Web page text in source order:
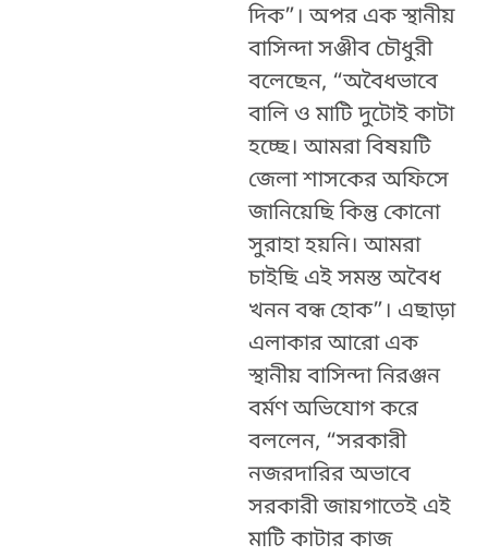
দিক”। অপর এক স্থানীয়
বাসিন্দা সঞ্জীব চৌধুরী
বলেছেন, “অবৈধভাবে
বালি ও মাটি দুটোই কাটা
হচ্ছে। আমরা বিষয়টি
জেলা শাসকের অফিসে
জানিয়েছি কিন্তু কোনো
সুরাহা হয়নি। আমরা
চাইছি এই সমস্ত অবৈধ
খনন বন্ধ হোক”। এছাড়া
এলাকার আরো এক
স্থানীয় বাসিন্দা নিরঞ্জন
বর্মণ অভিযোগ করে
বললেন, “সরকারী
নজরদারির অভাবে
সরকারী জায়গাতেই এই
মাটি কাটার কাজ